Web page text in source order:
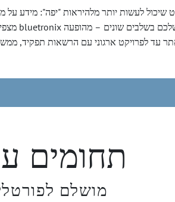
לעשות יותר מלהיראות "יפה": מידע על
תחומים
מושלם